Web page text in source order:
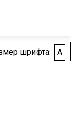
шрифта: A